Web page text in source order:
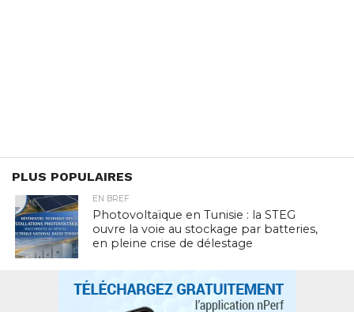
PLUS POPULAIRES
EN BREF
Photovoltaïque en Tunisie : la STEG
ouvre la voie au stockage par batteries,
en pleine crise de délestage